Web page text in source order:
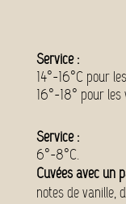
Service :
14°-16°C pour
16°-18° pour
Service :
6°-8°C.
Cuvées avec un
notes de vanille,